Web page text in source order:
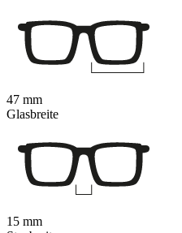
47 mm
Glasbreite
15 mm